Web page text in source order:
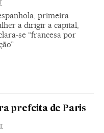
primeira
a dirigir a capital,
se “francesa por
prefeita de Paris